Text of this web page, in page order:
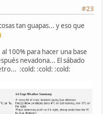
#23
tan guapas... y eso que
100% para hacer una base
nevadona... El sábado
:cold: :cold: :cold: